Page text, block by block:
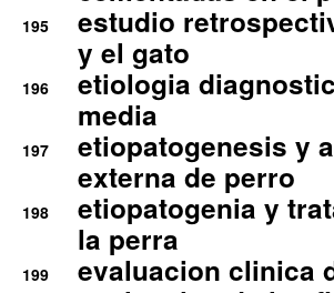
195
estudio
y el gato
196
etiologia
media
197
etiopatogenesis y
externa de perro
198
etiopatogenia y
la perra
199 evaluacion clinica